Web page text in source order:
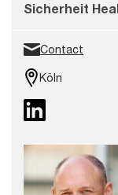
Sicherheit
Contact
Köln